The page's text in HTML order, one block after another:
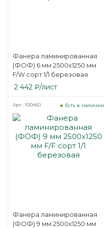
Фанера ламинированная
(ФОФ) 6 мм 2500х1250 мм
F/W сорт 1/1 березовая
2 442 ₽/лист
Фанера ламинированная
(ФОФ) 9 мм 2500х1250 мм
Есть в наличии
Арт.: 100460